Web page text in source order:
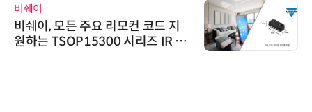
비쉐이
비쉐이, 모든 주요 리모컨 코드 지
원하는 TSOP15300 시리즈 IR 수